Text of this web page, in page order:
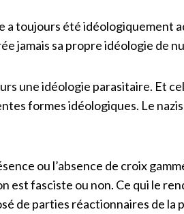
a toujours été idéologiquement
jamais sa propre idéologie de
une idéologie parasitaire. Et
formes idéologiques. Le
ou l’absence de croix
est fasciste ou non. Ce qui le
de parties réactionnaires de